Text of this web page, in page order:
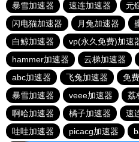
暴雪加速器
速连加速器 元
闪电猫加速器
月兔加速器
白鲸加速器
vp(永久免费)加速
hammer加速器
云梯加速器
abc加速器
飞兔加速器 免
暴雪加速器
veee加速器 荔
啊哈加速器
橘子加速器 速
哇哇加速器
picacg加速器